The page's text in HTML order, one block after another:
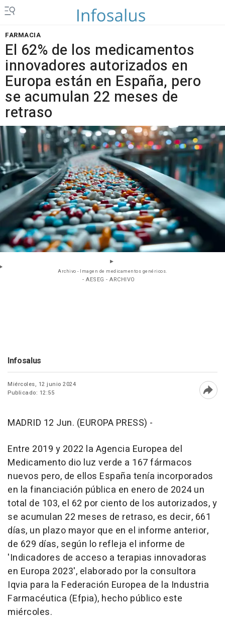
FARMACIA
El 62% de los medicamentos
innovadores autorizados en
Europa están en España, pero
se acumulan 22 meses de
retraso
Archivo - Imagen de medicamentos genéricos.
- AESEG - ARCHIVO
Infosalus
Miércoles, 12 junio 2024
Publicado: 12:55
MADRID 12 Jun. (EUROPA PRESS) -
Entre 2019 y 2022 la Agencia Europea del
Medicamento dio luz verde a 167 fármacos
nuevos pero, de ellos España tenía incorporados
en la financiación pública en enero de 2024 un
total de 103, el 62 por ciento de los autorizados, y
se acumulan 22 meses de retraso, es decir, 661
días, un plazo mayor que en el informe anterior,
de 629 días, según lo refleja el informe de
'Indicadores de acceso a terapias innovadoras
en Europa 2023', elaborado por la consultora
Iqvia para la Federación Europea de la Industria
Farmacéutica (Efpia), hecho público este
miércoles.